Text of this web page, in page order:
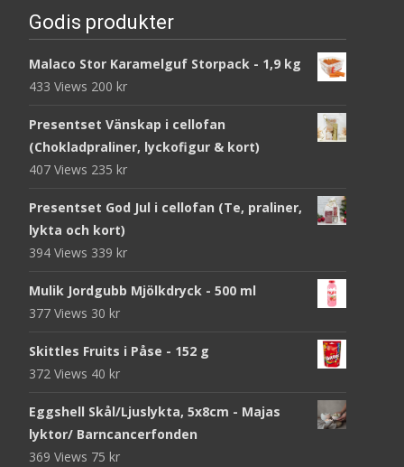
Godis produkter
Malaco Stor Karamelguf Storpack - 1,9 kg
433 Views 200 kr
Presentset Vänskap i cellofan
(Chokladpraliner, lyckofigur & kort)
407 Views 235 kr
Presentset God Jul i cellofan (Te, praliner,
lykta och kort)
394 Views 339 kr
Mulik Jordgubb Mjölkdryck - 500 ml
377 Views 30 kr
Skittles Fruits i Påse - 152 g
372 Views 40 kr
Eggshell Skål/Ljuslykta, 5x8cm - Majas
lyktor/ Barncancerfonden
369 Views 75 kr